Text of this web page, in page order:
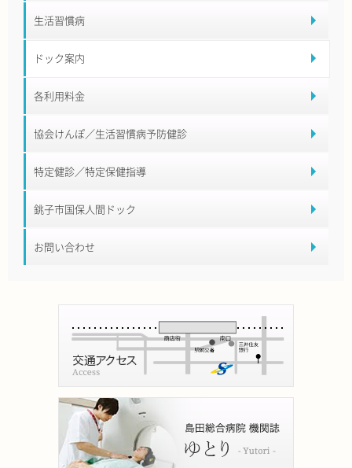
生活習慣病
ドック案内
各利用料金
協会けんぽ／生活習慣病予防健診
特定健診／特定保健指導
銚子市国保人間ドック
お問い合わせ